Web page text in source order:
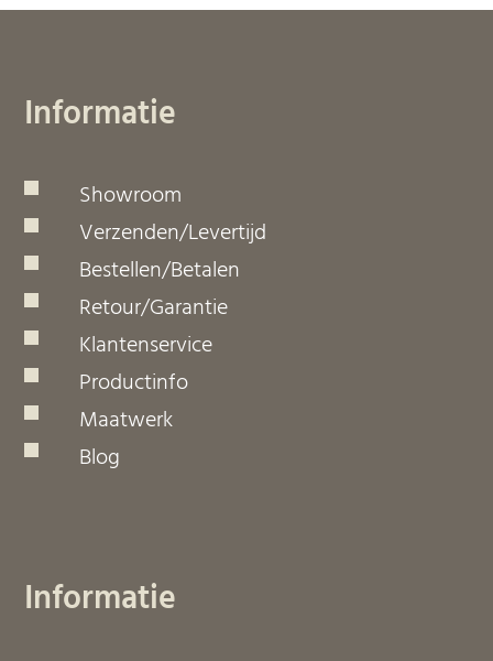
Informatie
Showroom
Verzenden/Levertijd
Bestellen/Betalen
Retour/Garantie
Klantenservice
Productinfo
Maatwerk
Blog
Informatie